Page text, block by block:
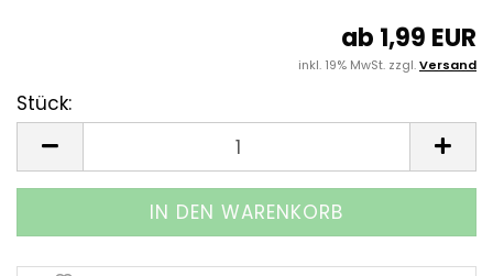
ab 1,99 EUR
inkl. 19% MwSt. zzgl.Versand
Stück: